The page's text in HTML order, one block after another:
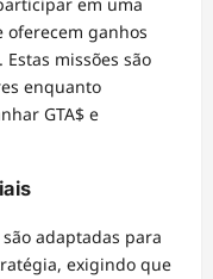
oferecem ganhos
missões são
enquanto
GTA$ e
adaptadas para
exigindo que